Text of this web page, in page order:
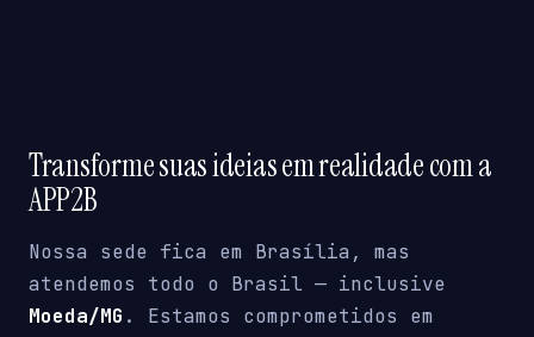
Transforme suas ideias em realidade com a
APP2B
Nossa sede fica em Brasília, mas
atendemos todo o Brasil — inclusive
Moeda/MG . Estamos comprometidos em